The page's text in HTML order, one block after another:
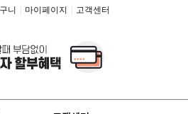
니 마이페이지 고객센터